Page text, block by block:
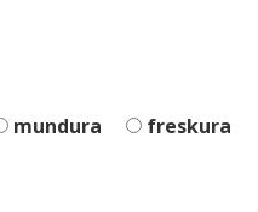
mundura freskura